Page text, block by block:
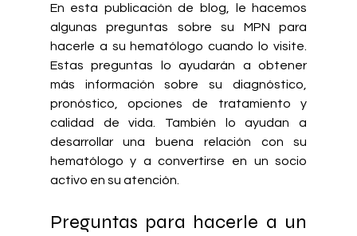
En esta publicación de blog, le hacemos
algunas preguntas sobre su MPN para
hacerle a su hematólogo cuando lo visite.
Estas preguntas lo ayudarán a obtener
más información sobre su diagnóstico,
pronóstico, opciones de tratamiento y
calidad de vida. También lo ayudan a
desarrollar una buena relación con su
hematólogo y a convertirse en un socio
activo en su atención.
Preguntas para hacerle a un